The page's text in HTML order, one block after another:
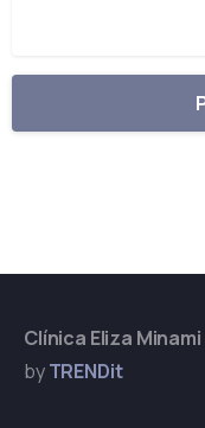
Clínica Eliza Minami
byTRENDit